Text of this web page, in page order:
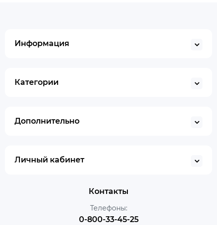
Информация
Категории
Дополнительно
Личный кабинет
Контакты
Телефоны:
0-800-33-45-25